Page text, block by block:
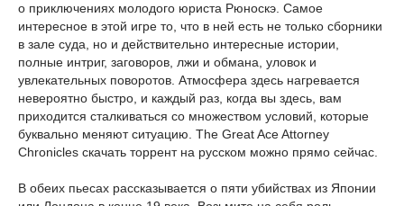
о приключениях молодого юриста Рюноскэ. Самое
интересное в этой игре то, что в ней есть не только сборники
в зале суда, но и действительно интересные истории,
полные интриг, заговоров, лжи и обмана, уловок и
увлекательных поворотов. Атмосфера здесь нагревается
невероятно быстро, и каждый раз, когда вы здесь, вам
приходится сталкиваться со множеством условий, которые
буквально меняют ситуацию. The Great Ace Attorney
Chronicles скачать торрент на русском можно прямо сейчас.
В обеих пьесах рассказывается о пяти убийствах из Японии